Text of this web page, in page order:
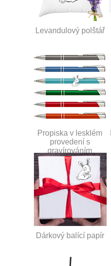
Levandulový polštář
Propiska v lesklém
provedení s
gravírováním
Dárkový balící papír